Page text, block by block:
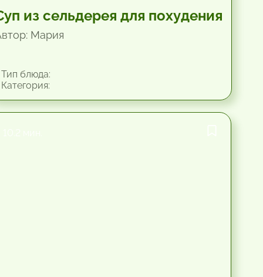
из сельдерея для похудения
Мария
блюда: